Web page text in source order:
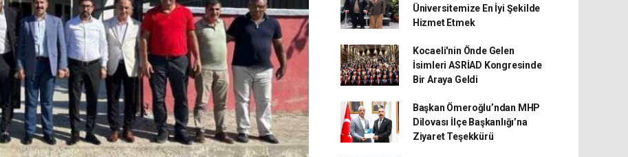
Üniversitemize En İyi Şekilde
Hizmet Etmek
Kocaeli'nin Önde Gelen
İsimleri ASRİAD Kongresinde
Bir Araya Geldi
Başkan Ömeroğlu’ndan MHP
Dilovası İlçe Başkanlığı’na
Ziyaret Teşekkürü